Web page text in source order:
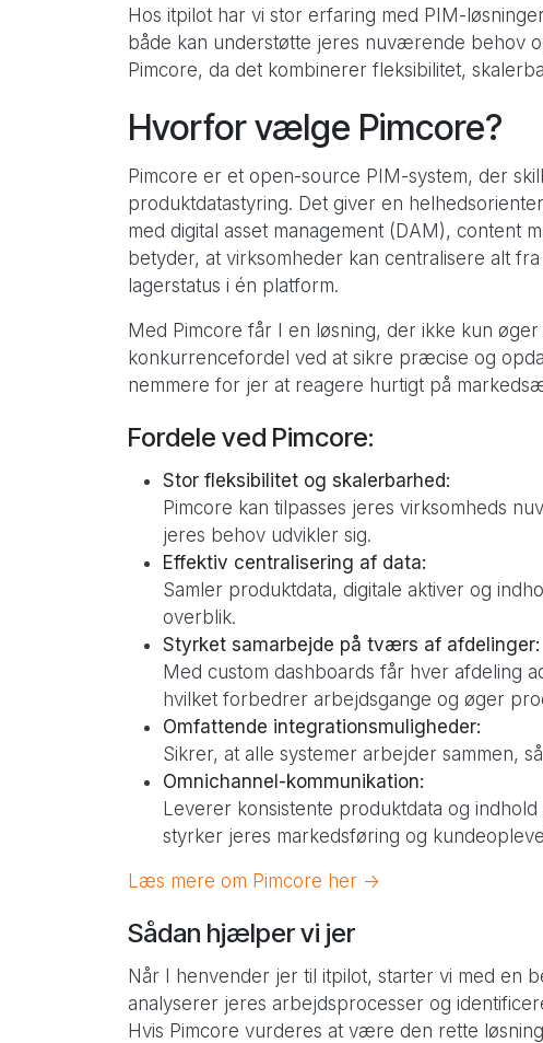
Hos itpilot har vi stor erfaring med PIM-
både kan understøtte jeres nuværende behov
Pimcore, da det kombinerer fleksibilitet,
Hvorfor vælge Pimcore?
Pimcore er et open-source PIM-system, der
produktdatastyring. Det giver en
med digital asset management (DAM), content
betyder, at virksomheder kan centralisere alt
lagerstatus i én platform.
Med Pimcore får I en løsning, der ikke kun
konkurrencefordel ved at sikre præcise og
nemmere for jer at reagere hurtigt på
Fordele ved Pimcore:
Stor fleksibilitet og skalerbarhed:
Pimcore kan tilpasses jeres virksomheds
jeres behov udvikler sig.
Effektiv centralisering af data:
Samler produktdata, digitale aktiver og
overblik.
Styrket samarbejde på tværs af afdelinger:
Med custom dashboards får hver afdeling
hvilket forbedrer arbejdsgange og øger
Omfattende integrationsmuligheder:
Sikrer, at alle systemer arbejder sammen,
Omnichannel-kommunikation:
Leverer konsistente produktdata og
styrker jeres markedsføring og
Læs mere om Pimcore her ->
Sådan hjælper vi jer
Når I henvender jer til itpilot, starter vi med en
analyserer jeres arbejdsprocesser og
Hvis Pimcore vurderes at være den rette